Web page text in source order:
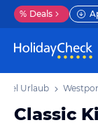
% Deals
Urlaub
Classic